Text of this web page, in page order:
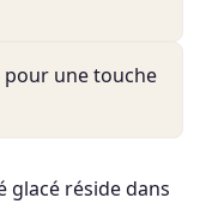
pour une touche
glacé réside dans